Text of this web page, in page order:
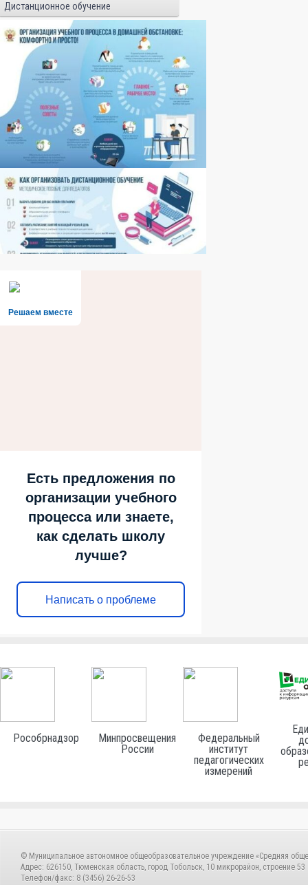
Дистанционное обучение
Решаем вместе
Есть предложения по
организации учебного
процесса или знаете,
как сделать школу
лучше?
Написать о проблеме
Рособрнадзор
Минпросвещения
России
Федеральный
институт
педагогических
измерений
© Муниципальное автономное общеобразовательное учреждение «Средняя
Адрес: 626150, Тюменская область, город Тобольск, 10 микрорайон, строение 53
Телефон/факс: 8 (3456) 26-26-53